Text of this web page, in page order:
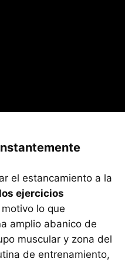
el estancamiento a la
ejercicios
lo que
amplio abanico de
muscular y zona del
de entrenamiento,